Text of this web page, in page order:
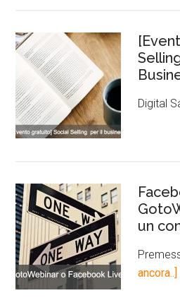
Digital
un
ancora..]